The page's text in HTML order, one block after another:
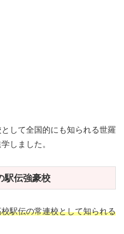
して全国的にも知られる世羅
しました。
駅伝強豪校
駅伝の常連校として知られる